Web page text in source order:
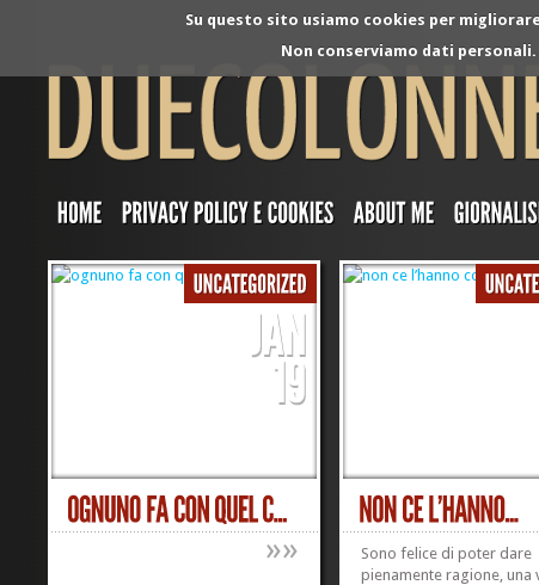
Su questo sito usiamo cookies per
Non conserviamo dati
»»
Sono felice di poter dare
pienamente ragione, una